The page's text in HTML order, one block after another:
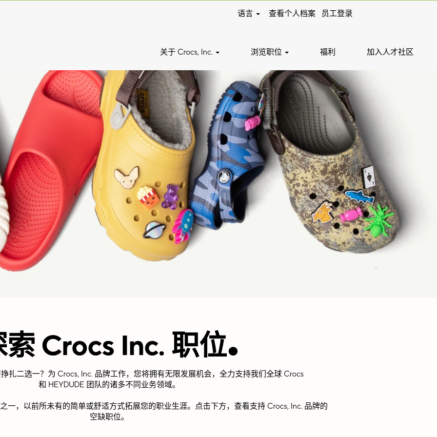
语言 查看个人档案 员工登录
关于 Crocs, Inc. 浏览职位 福利 加入人才社区
索 Crocs Inc. 职位.
扎二选一？为 Crocs, Inc. 品牌工作，您将拥有无限发展机会，全力支持我们全球 Crocs
和 HEYDUDE 团队的诸多不同业务领域。
一，以前所未有的简单或舒适方式拓展您的职业生涯。点击下方，查看支持 Crocs, Inc. 品牌的
空缺职位。